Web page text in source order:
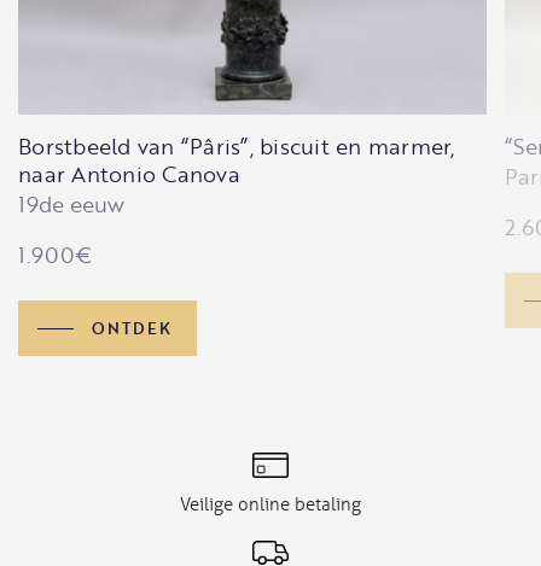
Borstbeeld van “Pâris”, biscuit en marmer,
naar Antonio Canova
19de eeuw
1.900€
ONTDEK
Veilige online betaling